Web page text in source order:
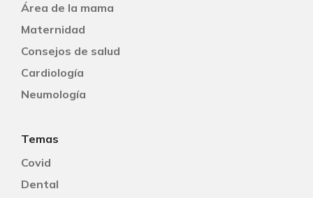
Área de la mama
Maternidad
Consejos de salud
Cardiología
Neumología
Temas
Covid
Dental